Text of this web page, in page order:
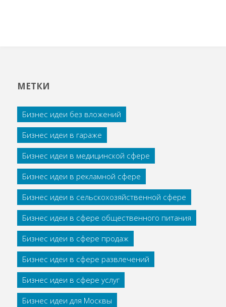
МЕТКИ
Бизнес идеи без вложений
Бизнес идеи в гараже
Бизнес идеи в медицинской сфере
Бизнес идеи в рекламной сфере
Бизнес идеи в сельскохозяйственной сфере
Бизнес идеи в сфере общественного питания
Бизнес идеи в сфере продаж
Бизнес идеи в сфере развлечений
Бизнес идеи в сфере услуг
Бизнес идеи для Москвы